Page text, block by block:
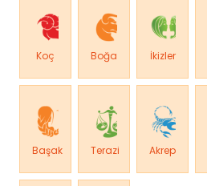
Koç Boğa İkizler
Başak Terazi Akrep